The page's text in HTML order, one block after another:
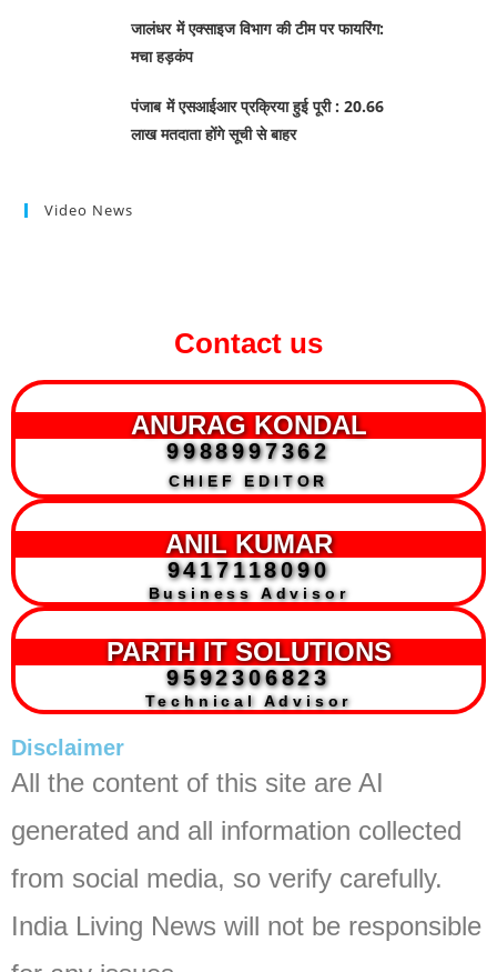
जालंधर में एक्साइज विभाग की टीम पर फायरिंग:
मचा हड़कंप
पंजाब में एसआईआर प्रक्रिया हुई पूरी : 20.66
लाख मतदाता होंगे सूची से बाहर
Video News
Contact us
ANURAG KONDAL
9988997362
CHIEF EDITOR
ANIL KUMAR
9417118090
Business Advisor
PARTH IT SOLUTIONS
9592306823
Technical Advisor
Disclaimer
All the content of this site are AI
generated and all information collected
from social media, so verify carefully.
India Living News will not be responsible